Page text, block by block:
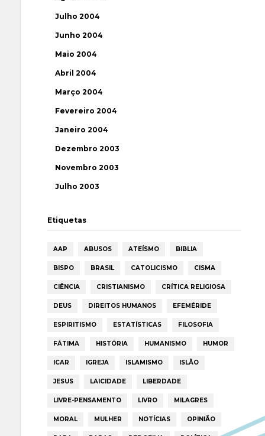
Julho 2004
Junho 2004
Maio 2004
Abril 2004
Março 2004
Fevereiro 2004
Janeiro 2004
Dezembro 2003
Novembro 2003
Julho 2003
Etiquetas
AAP ABUSOS ATEÍSMO BIBLIA
BISPO BRASIL CATOLICISMO CISMA
CIÊNCIA CRISTIANISMO CRÍTICA RELIGIOSA
DEUS DIREITOS HUMANOS EFEMÉRIDE
ESPIRITISMO ESTATÍSTICAS FILOSOFIA
FÁTIMA HISTÓRIA HUMANISMO HUMOR
ICAR IGREJA ISLAMISMO ISLÃO
JESUS LAICIDADE LIBERDADE
LIVRE-PENSAMENTO LIVRO MILAGRES
MORAL MULHER NOTÍCIAS OPINIÃO